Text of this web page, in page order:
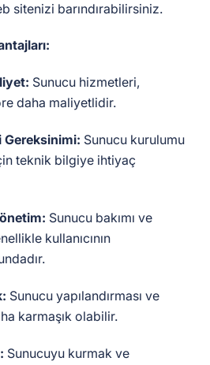
sitenizi barındırabilirsiniz.
Sunucu hizmetleri,
daha maliyetlidir.
Gereksinimi: Sunucu kurulumu
teknik bilgiye ihtiyaç
Sunucu bakımı ve
kullanıcının
Sunucu yapılandırması ve
karmaşık olabilir.
Sunucuyu kurmak ve